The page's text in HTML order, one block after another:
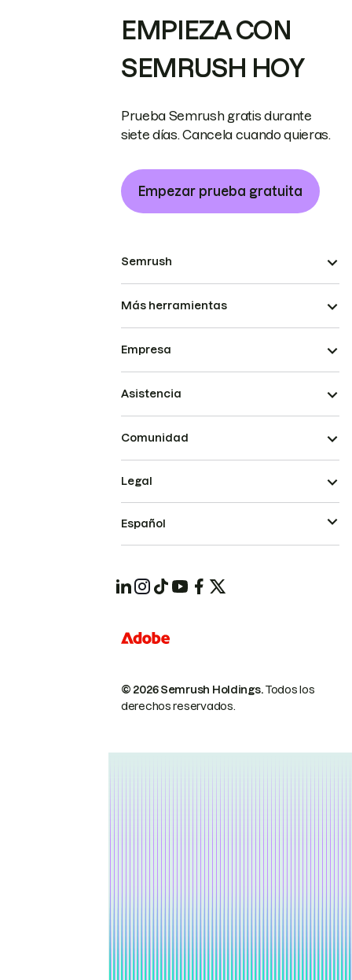
EMPIEZA CON
SEMRUSH HOY
Prueba Semrush gratis durante
siete días. Cancela cuando quieras.
Empezar prueba gratuita
Semrush
Más herramientas
Empresa
Asistencia
Comunidad
© 2026 Semrush Holdings.Todos los
derechos reservados.
Legal
Español